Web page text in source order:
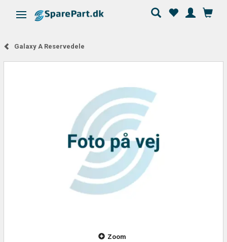
Skifte navigation
Galaxy A Reservedele
Zoom